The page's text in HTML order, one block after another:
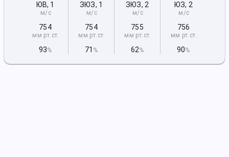
ЮВ, 1
м/с
754
мм рт.ст.
93%
ЗЮЗ, 1
м/с
754
мм рт.ст.
71 %
ЗЮЗ, 2
м/с
755
мм рт.ст.
62%
ЮЗ, 2
м/с
756
мм рт.ст.
90%